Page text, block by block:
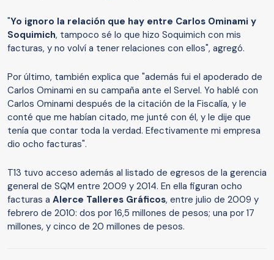
"Yo ignoro la relación que hay entre Carlos Ominami y
Soquimich, tampoco sé lo que hizo Soquimich con mis
facturas, y no volví a tener relaciones con ellos", agregó.
Por último, también explica que "además fui el apoderado de
Carlos Ominami en su campaña ante el Servel. Yo hablé con
Carlos Ominami después de la citación de la Fiscalía, y le
conté que me habían citado, me junté con él, y le dije que
tenía que contar toda la verdad. Efectivamente mi empresa
dio ocho facturas".
T13 tuvo acceso además al listado de egresos de la gerencia
general de SQM entre 2009 y 2014. En ella figuran ocho
facturas a Alerce Talleres Gráficos, entre julio de 2009 y
febrero de 2010: dos por 16,5 millones de pesos; una por 17
millones, y cinco de 20 millones de pesos.